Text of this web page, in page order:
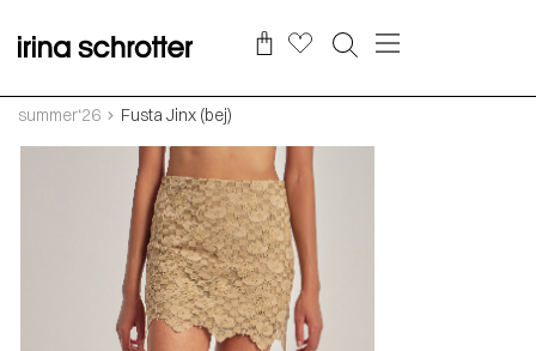
summer‘26 Fusta Jinx (bej)